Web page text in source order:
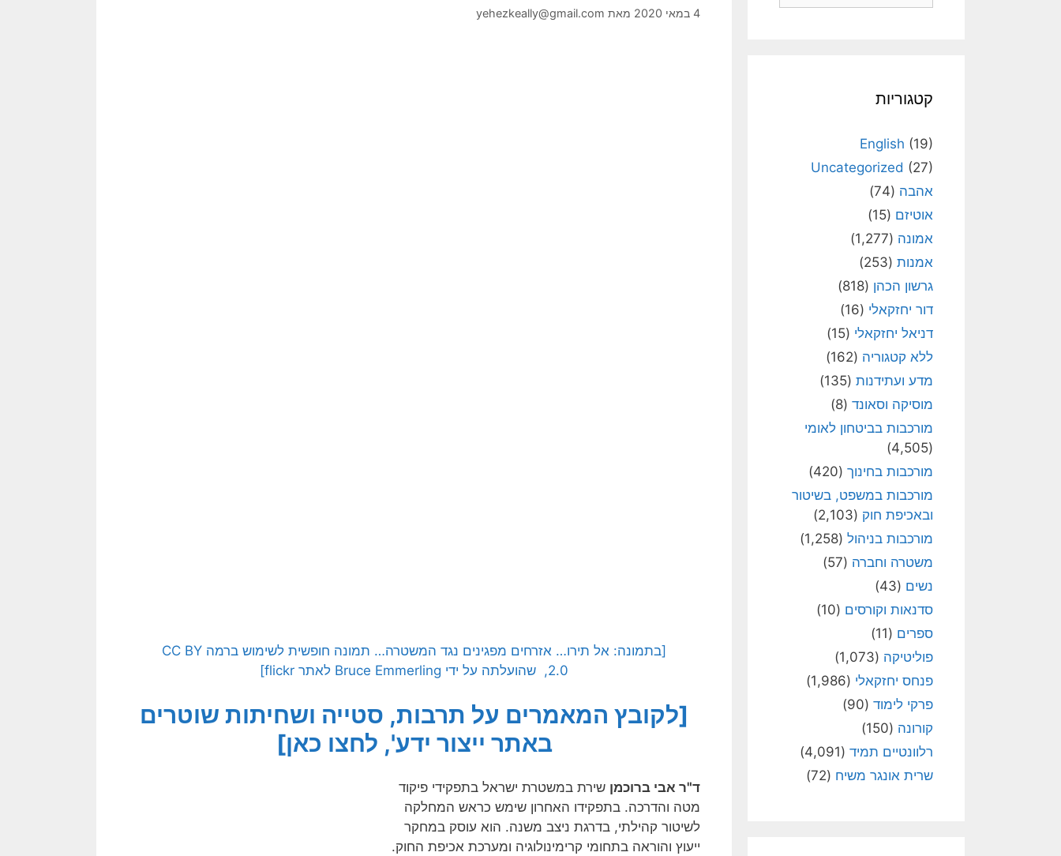
4 במאי 2020 מאת yehezkeally@gmail.com
[בתמונה: אל תירו… אזרחים מפגינים נגד המשטרה… תמונה חופשית לשימוש ברמה CC BY
2.0, שהועלתה על ידי Bruce Emmerling לאתר flickr]
[לקובץ המאמרים על תרבות, סטייה ושחיתות שוטרים
באתר ייצור ידע', לחצו כאן]
ד"ר אבי ברוכמן שירת במשטרת ישראל בתפקידי פיקוד
מטה והדרכה. בתפקידו האחרון שימש כראש המחלקה
לשיטור קהילתי, בדרגת ניצב משנה. הוא עוסק במחקר
ייעוץ והוראה בתחומי קרימינולוגיה ומערכת אכיפת החוק.
קטגוריות
English (19)
Uncategorized (27)
אהבה (74)
אוטיזם (15)
אמונה (1,277)
אמנות (253)
גרשון הכהן (818)
דור יחזקאלי (16)
דניאל יחזקאלי (15)
ללא קטגוריה (162)
מדע ועתידנות (135)
מוסיקה וסאונד (8)
מורכבות בביטחון לאומי
(4,505)
מורכבות בחינוך (420)
מורכבות במשפט, בשיטור
ובאכיפת חוק (2,103)
מורכבות בניהול (1,258)
משטרה וחברה (57)
נשים (43)
סדנאות וקורסים (10)
ספרים (11)
פוליטיקה (1,073)
פנחס יחזקאלי (1,986)
פרקי לימוד (90)
קורונה (150)
רלוונטיים תמיד (4,091)
שרית אונגר משיח (72)